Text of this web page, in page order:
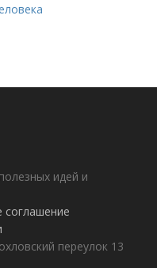
идей и
соглашение
переулок 13